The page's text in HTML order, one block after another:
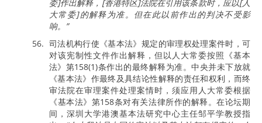
委]作出解释，[香港特区]法院在引用该条款时，应以[人
大常委]的解释为准。但在此以前作出的判决不受影
响。”
司法机构行使《基本法》规定的审理权处理案件时，可
对该宪制性文件作出解释，但以人大常委按照《基本
法》第158(1)条作出的最终解释为准。中央并未下放就
《基本法》作最终及具结论性解释的责任和权利，而终
审法院在审理案件处理案情时，须应用人大常委根据
《基本法》第158条对有关法律所作的解释。在论坛期
间，深圳大学港澳基本法研究中心主任邹平学教授指